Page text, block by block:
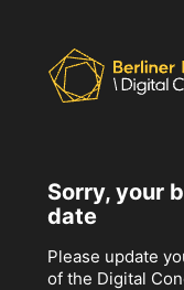
Sorry, your
date
Please update
of the Digital